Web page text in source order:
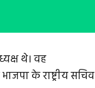
थे। वह
के राष्ट्रीय सचिव